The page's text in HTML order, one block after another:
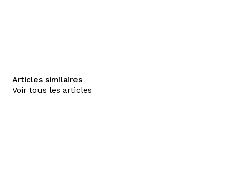
Articles similaires
Voir tous les articles